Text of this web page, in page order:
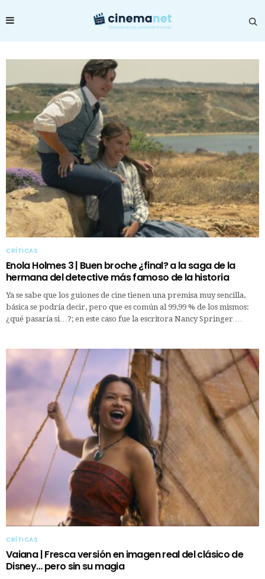
CRÍTICAS
Enola Holmes 3 | Buen broche ¿final? a la saga de la
hermana del detective más famoso de la historia
Ya se sabe que los guiones de cine tienen una premisa muy sencilla,
básica se podría decir, pero que es común al 99,99 % de los mismos:
¿qué pasaría si…?; en este caso fue la escritora Nancy Springer …
CRÍTICAS
Vaiana | Fresca versión en imagen real del clásico de
Disney… pero sin su magia